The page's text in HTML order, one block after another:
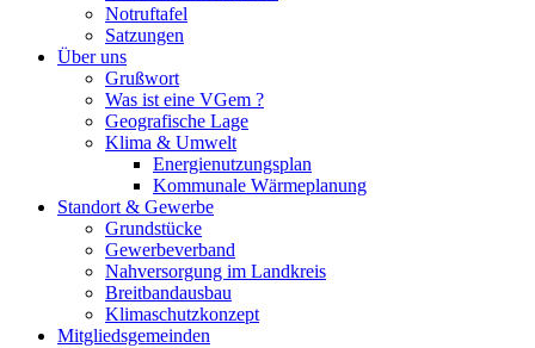
Notruftafel
Satzungen
Über uns
Grußwort
Was ist eine VGem ?
Geografische Lage
Klima & Umwelt
Energienutzungsplan
Kommunale Wärmeplanung
Standort & Gewerbe
Grundstücke
Gewerbeverband
Nahversorgung im Landkreis
Breitbandausbau
Klimaschutzkonzept
Mitgliedsgemeinden